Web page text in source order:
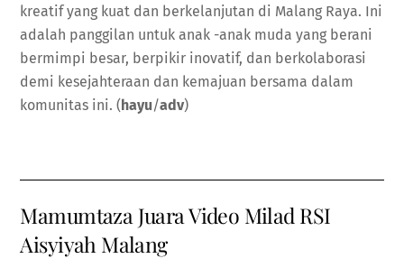
kreatif yang kuat dan berkelanjutan di Malang Raya. Ini
adalah panggilan untuk anak -anak muda yang berani
bermimpi besar, berpikir inovatif, dan berkolaborasi
demi kesejahteraan dan kemajuan bersama dalam
komunitas ini. ( hayu/adv)
Mamumtaza Juara Video Milad RSI
Aisyiyah Malang